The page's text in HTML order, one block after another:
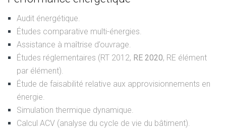
Audit énergétique.
Études comparative multi-énergies.
Assistance à maîtrise d’ouvrage.
Études réglementaires (RT 2012, RE 2020, RE élément
par élément).
Étude de faisabilité relative aux approvisionnements en
énergie.
Simulation thermique dynamique.
Calcul ACV (analyse du cycle de vie du bâtiment).